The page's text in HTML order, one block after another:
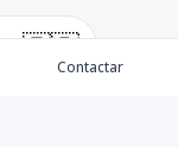
🇫🇷
Contactar